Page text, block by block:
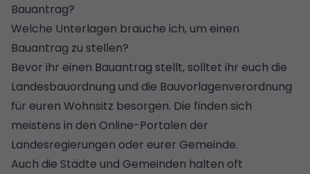
Bauantrag?
Welche Unterlagen brauche ich, um einen
Bauantrag zu stellen?
Bevor ihr einen Bauantrag stellt, solltet ihr euch die
Landesbauordnung und die Bauvorlagenverordnung
für euren Wohnsitz besorgen. Die finden sich
meistens in den Online-Portalen der
Landesregierungen oder eurer Gemeinde.
Auch die Städte und Gemeinden halten oft